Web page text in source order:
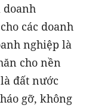
doanh
các doanh
nghiệp là
cho nền
đất nước
gỡ, không